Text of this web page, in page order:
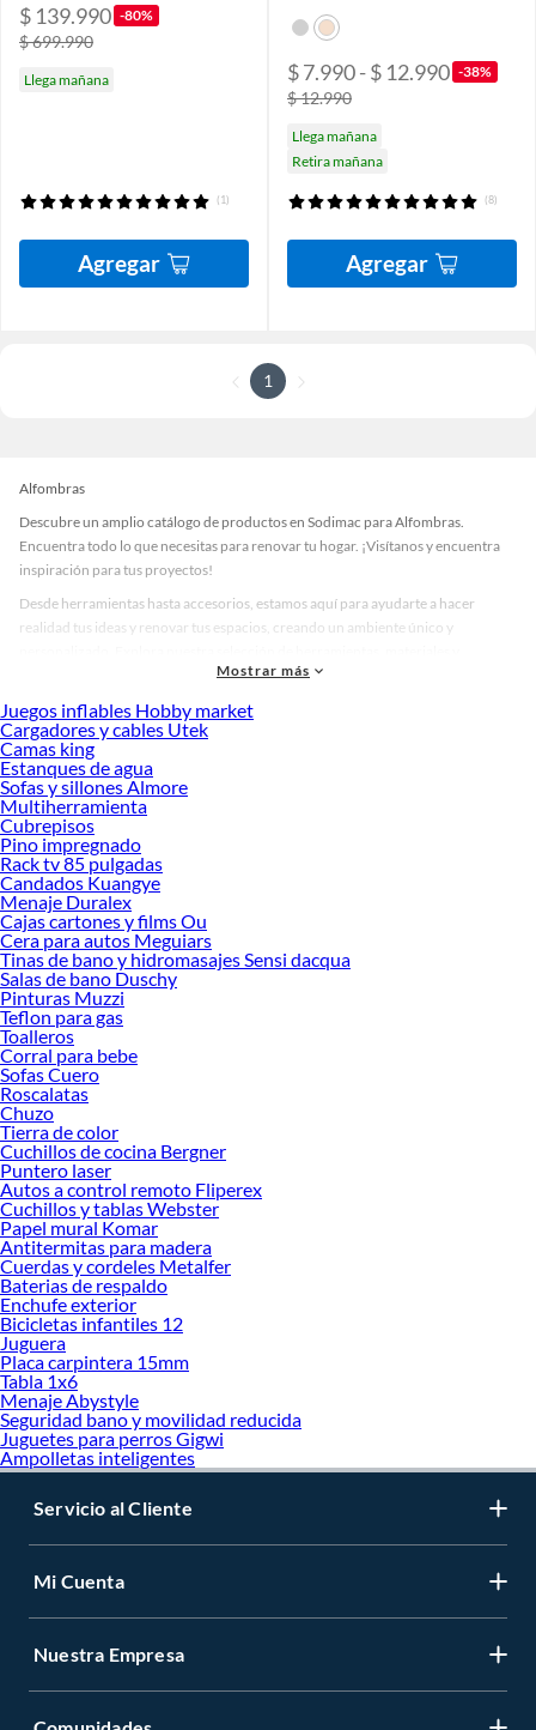
$ 139.990 -80%
$ 699.990
Llega mañana
(1)
Agregar
$ 7.990 - $ 12.990 -38%
$ 12.990
Llega mañana
Retira mañana
(8)
Agregar
1
Alfombras
Descubre un amplio catálogo de productos en Sodimac para Alfombras.
Encuentra todo lo que necesitas para renovar tu hogar. ¡Visítanos y encuentra
inspiración para tus proyectos!
Desde herramientas hasta accesorios, estamos aquí para ayudarte a hacer
realidad tus ideas y renovar tus espacios, creando un ambiente único y
accesorios de calidad que te ayudarán a crear un espacio más tú.
Desde remodelaciones hasta proyectos de decoración, estamos aquí para hacer
tus ideas realidad. ¡Visítanos y encuentra todo lo que tenemos para ofrecerte en
Alfombras!
Explora la variedad de productos de Alfombras en Sodimac
Herramientas, materiales y accesorios de calidad para tus proyectos y
renovación de espacios. ¡Visítanos y descubre todo lo que tenemos para
ofrecerte!
Encuentra una amplia variedad de productos de Alfombras en Sodimac.
Encuentra todo lo necesario para tus proyectos de renovación y decoración.
¡Visítanos y haz tus ideas realidad!
Mostrar más
Juegos inflables Hobby market
Cargadores y cables Utek
Camas king
Estanques de agua
Sofas y sillones Almore
Multiherramienta
Cubrepisos
Pino impregnado
Rack tv 85 pulgadas
Candados Kuangye
Menaje Duralex
Cajas cartones y films Ou
Cera para autos Meguiars
Tinas de bano y hidromasajes Sensi dacqua
Salas de bano Duschy
Pinturas Muzzi
Teflon para gas
Toalleros
Corral para bebe
Sofas Cuero
Roscalatas
Chuzo
Tierra de color
Cuchillos de cocina Bergner
Puntero laser
Autos a control remoto Fliperex
Cuchillos y tablas Webster
Papel mural Komar
Antitermitas para madera
Cuerdas y cordeles Metalfer
Baterias de respaldo
Enchufe exterior
Bicicletas infantiles 12
Juguera
Placa carpintera 15mm
Tabla 1x6
Menaje Abystyle
Seguridad bano y movilidad reducida
Juguetes para perros Gigwi
Ampolletas inteligentes
Servicio al Cliente
Mi Cuenta
Nuestra Empresa